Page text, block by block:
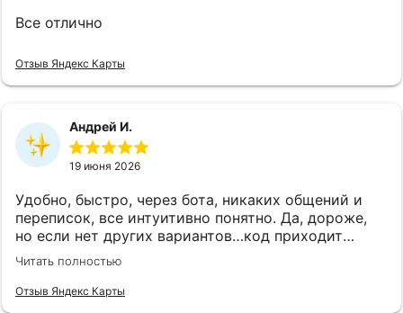
Все отлично
Отзыв Яндекс Карты
Андрей И.
19 июня 2026
Удобно, быстро, через бота, никаких общений и
переписок, все интуитивно понятно. Да, дороже,
но если нет других вариантов…код приходит
почти сразу после оплаты в бот, активация прошла
успешно, спасибо 👍
Читать полностью
Отзыв Яндекс Карты